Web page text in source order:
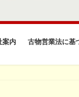
案内 古物営業法に基